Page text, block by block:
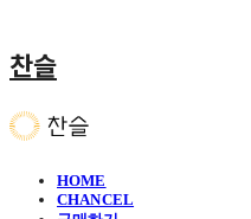
찬슬
HOME
CHANCEL